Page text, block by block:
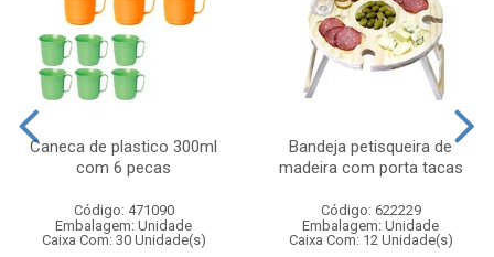
Caneca de plastico 300ml
com 6 pecas
Código: 471090
Embalagem: Unidade
Caixa Com: 30 Unidade(s)
Bandeja petisqueira de
madeira com porta tacas
Código: 622229
Embalagem: Unidade
Caixa Com: 12 Unidade(s)